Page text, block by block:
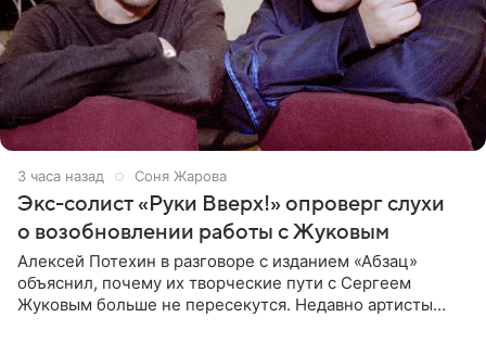
3 часа назад Соня Жарова
Экс-солист «Руки Вверх!» опроверг слухи
о возобновлении работы с Жуковым
Алексей Потехин в разговоре с изданием «Абзац»
объяснил, почему их творческие пути с Сергеем
Жуковым больше не пересекутся. Недавно артисты